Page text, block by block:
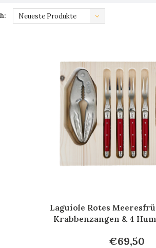
Neueste Produkte
Laguiole Rotes
Krabbenzangen & 4
€69,50